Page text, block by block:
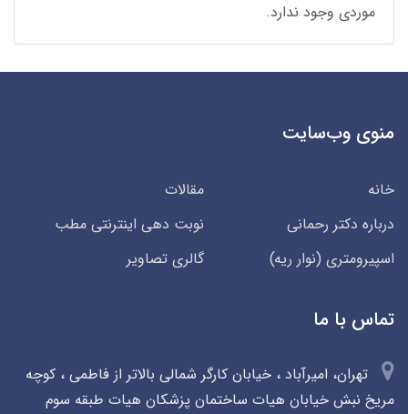
موردی وجود ندارد.
منوی وب‌سایت
خانه
مقالات
درباره دکتر رحمانی
نوبت دهی اینترنتی مطب
اسپیرومتری (نوار ریه)
گالری تصاویر
تماس با ما
تهران، امیرآباد ، خیابان کارگر شمالی بالاتر از فاطمی ، کوچه
مریخ نبش خیابان هیات ساختمان پزشکان هیات طبقه سوم